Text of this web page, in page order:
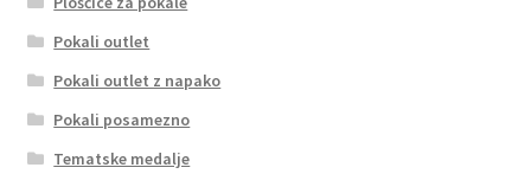
Pokali outlet
Pokali outlet z napako
Pokali posamezno
Tematske medalje